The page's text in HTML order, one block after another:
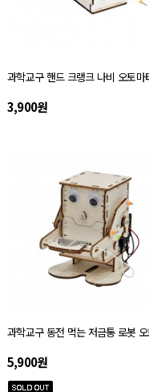
3,900원
5,900원